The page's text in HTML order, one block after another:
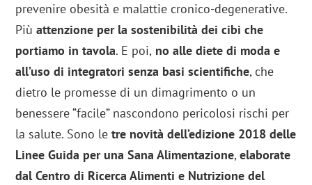
prevenire obesità e malattie cronico-degenerative.
Piùattenzione per la sostenibilità dei cibi che
portiamo in tavola. E poi, no alle diete di moda e
all’uso di integratori senza basi scientifiche, che
dietro le promesse di un dimagrimento o un
benessere “facile” nascondono pericolosi rischi per
la salute. Sono letre novità dell’edizione 2018 delle
Linee Guida per una Sana Alimentazione,elaborate
dal Centro di Ricerca Alimenti e Nutrizione del